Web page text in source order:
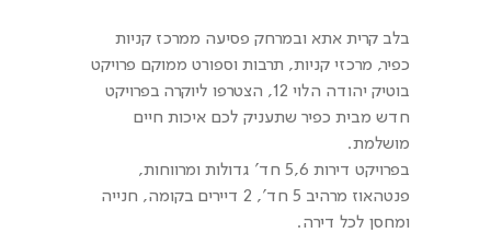
בלב קרית אתא ובמרחק פסיעה ממרכז קניות
כפיר, מרכזי קניות, תרבות וספורט ממוקם פרויקט
בוטיק יהודה הלוי 12, הצטרפו ליוקרה בפרויקט
חדש מבית כפיר שתעניק לכם איכות חיים
מושלמת.
בפרויקט דירות 5,6 חד' גדולות ומרווחות,
פנטהאוז מרהיב 5 חד', 2 דיירים בקומה, חנייה
ומחסן לכל דירה.